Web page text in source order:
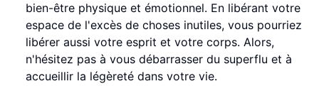
bien-être physique et émotionnel. En libérant votre
espace de l'excès de choses inutiles, vous pourriez
libérer aussi votre esprit et votre corps. Alors,
n'hésitez pas à vous débarrasser du superflu et à
accueillir la légèreté dans votre vie.